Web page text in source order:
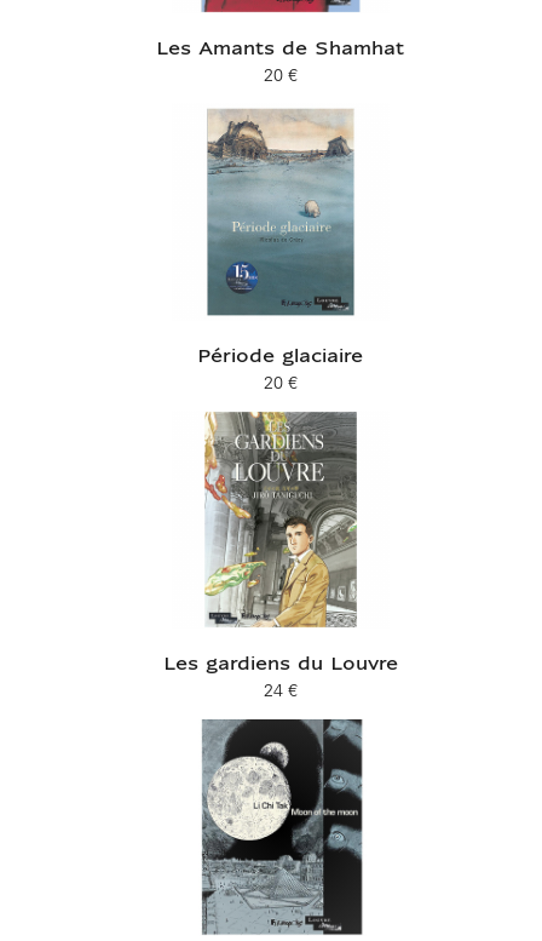
Les Amants de Shamhat
Prix ​​actuel
20 €
Période glaciaire
Prix ​​actuel
20 €
Les gardiens du Louvre
Prix ​​actuel
24 €